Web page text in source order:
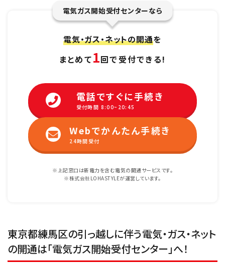
電気ガス開始受付センターなら
電気・ガス・ネットの開通を
まとめて1回で受付できる!
電話ですぐに手続き
受付時間 8:00~20:45
Webでかんたん手続き
24時間受付
※上記窓口は新電力を含む電気の開通サービスです。
※株式会社LOHASTYLEが運営しています。
東京都練馬区の引っ越しに伴う電気・ガス・ネット
の開通は「電気ガス開始受付センター」へ！